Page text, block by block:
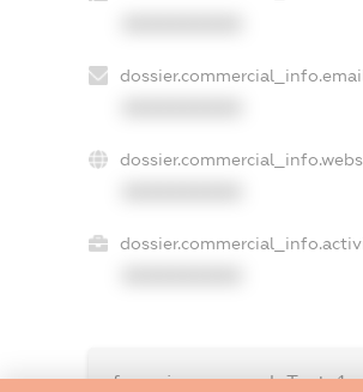
freemium.exampleText_1